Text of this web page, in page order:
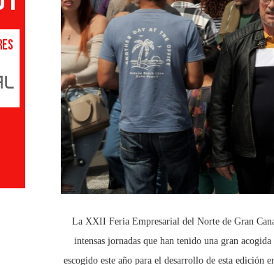
La XXII Feria Empresarial del Norte de Gran
intensas jornadas que han tenido una gran
escogido este año para el desarrollo de esta edición